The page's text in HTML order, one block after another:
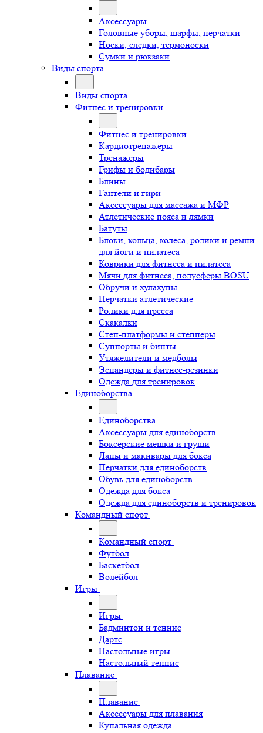
Аксессуары
Головные уборы, шарфы, перчатки
Носки, следки, термоноски
Сумки и рюкзаки
Виды спорта
Виды спорта
Фитнес и тренировки
Фитнес и тренировки
Кардиотренажеры
Тренажеры
Грифы и бодибары
Блины
Гантели и гири
Аксессуары для массажа и МФР
Атлетические пояса и лямки
Батуты
Блоки, кольца, колёса, ролики и ремни
для йоги и пилатеса
Коврики для фитнеса и пилатеса
Мячи для фитнеса, полусферы BOSU
Обручи и хулахупы
Перчатки атлетические
Ролики для пресса
Скакалки
Степ-платформы и степперы
Суппорты и бинты
Утяжелители и медболы
Эспандеры и фитнес-резинки
Одежда для тренировок
Единоборства
Единоборства
Аксессуары для единоборств
Боксерские мешки и груши
Лапы и макивары для бокса
Перчатки для единоборств
Обувь для единоборств
Одежда для бокса
Одежда для единоборств и тренировок
Командный спорт
Командный спорт
Футбол
Баскетбол
Волейбол
Игры
Игры
Бадминтон и теннис
Дартс
Настольные игры
Настольный теннис
Плавание
Плавание
Аксессуары для плавания
Купальная одежда